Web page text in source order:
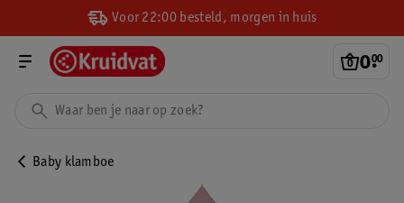
Voor 22:00 besteld, morgen in huis
0.
00
Baby klamboe